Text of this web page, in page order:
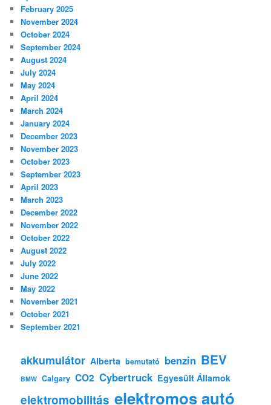
February 2025
November 2024
October 2024
September 2024
August 2024
July 2024
May 2024
April 2024
March 2024
January 2024
December 2023
November 2023
October 2023
September 2023
April 2023
March 2023
December 2022
November 2022
October 2022
August 2022
July 2022
June 2022
May 2022
November 2021
October 2021
September 2021
akkumulátor Alberta bemutató benzin BEV
BMW Calgary CO2 Cybertruck Egyesült Államok
elektromobilitás elektromos autó